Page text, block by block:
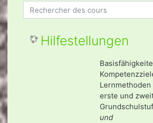
Rechercher des cours
Hilfestellungen
erste und
und